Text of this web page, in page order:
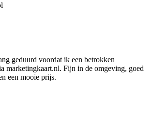
geduurd voordat ik een betrokken
marketingkaart.nl. Fijn in de omgeving, goed
een mooie prijs.